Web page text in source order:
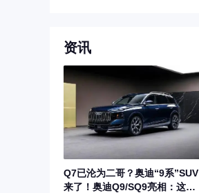
资讯
Q7已沦为二哥？奥迪“9系”SUV
来了！奥迪Q9/SQ9亮相：这个